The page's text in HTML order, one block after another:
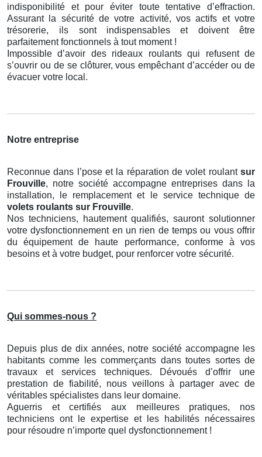
indisponibilité et pour éviter toute tentative d’effraction.
Assurant la sécurité de votre activité, vos actifs et votre
trésorerie, ils sont indispensables et doivent être
parfaitement fonctionnels à tout moment !
Impossible d’avoir des rideaux roulants qui refusent de
s’ouvrir ou de se clôturer, vous empêchant d’accéder ou de
évacuer votre local.
Notre entreprise
Reconnue dans l’pose et la réparation de volet roulant sur
Frouville, notre société accompagne entreprises dans la
installation, le remplacement et le service technique de
volets roulants sur Frouville.
Nos techniciens, hautement qualifiés, sauront solutionner
votre dysfonctionnement en un rien de temps ou vous offrir
du équipement de haute performance, conforme à vos
besoins et à votre budget, pour renforcer votre sécurité.
Qui sommes-nous ?
Depuis plus de dix années, notre société accompagne les
habitants comme les commerçants dans toutes sortes de
travaux et services techniques. Dévoués d’offrir une
prestation de fiabilité, nous veillons à partager avec de
véritables spécialistes dans leur domaine.
Aguerris et certifiés aux meilleures pratiques, nos
techniciens ont le expertise et les habilités nécessaires
pour résoudre n’importe quel dysfonctionnement !